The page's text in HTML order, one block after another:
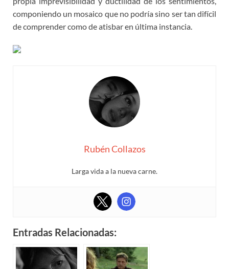
componiendo un mosaico que no podría sino ser tan difícil
de comprender como de atisbar en última instancia.
Rubén Collazos
Larga vida a la nueva carne.
Entradas Relacionadas: